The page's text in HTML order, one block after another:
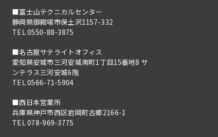
■富士山テクニカルセンター
静岡県御殿場市保土沢1157-332
TEL 0550-88-3875
■名古屋サテライトオフィス
愛知県安城市三河安城南町1丁目15番地8 サ
ンテラス三河安城6階
TEL 0566-71-5904
■西日本営業所
兵庫県神戸市西区岩岡町古郷2166-1
TEL 078-969-3775